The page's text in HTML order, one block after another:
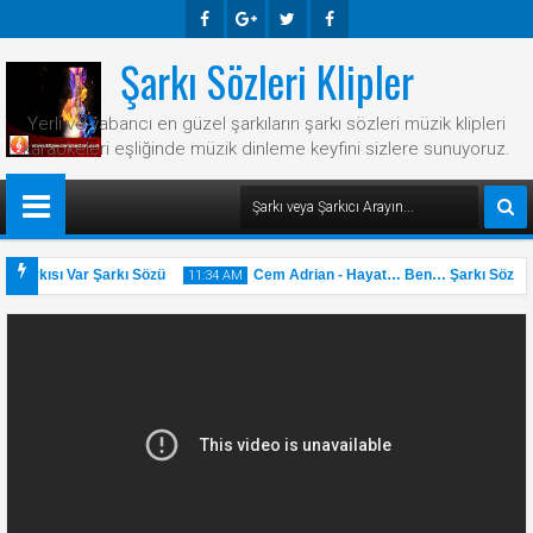
Ook E-
Plus
R Ook
Şarkı Sözleri Klipler
Yerli ve yabancı en güzel şarkıların şarkı sözleri müzik klipleri
karaokeleri eşliğinde müzik dinleme keyfini sizlere sunuyoruz.
Var Şarkı Sözü 11:34 AM
31 May
2025
Cem Adrian - Hayat… Ben… Şarkı Sözü